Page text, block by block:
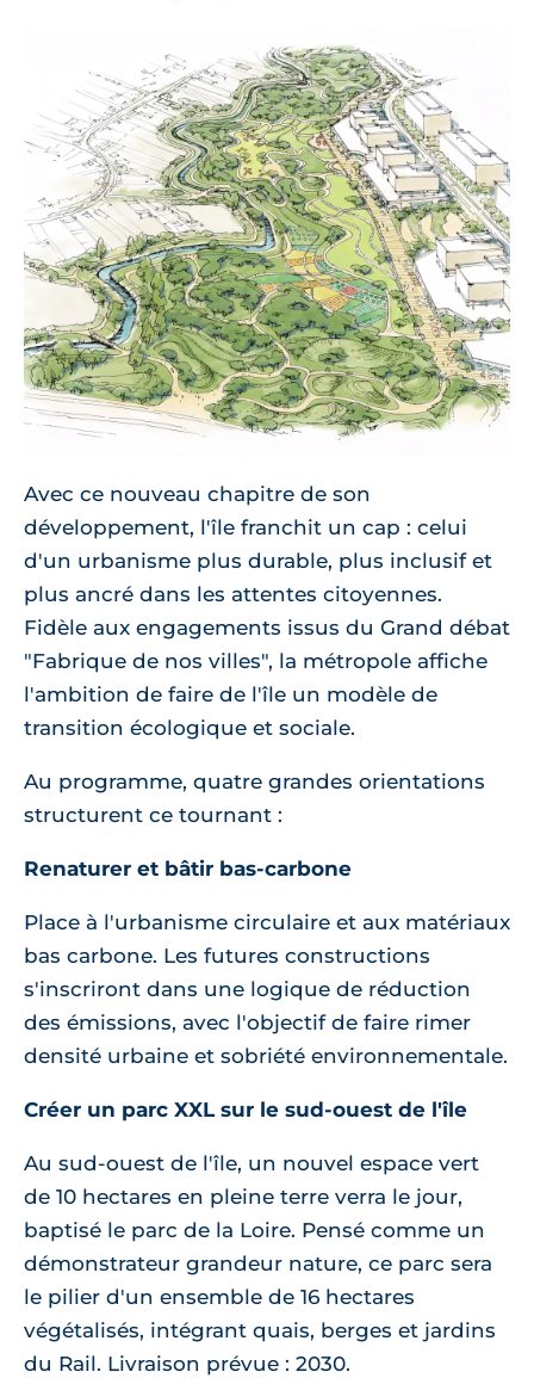
Avec ce nouveau chapitre de son
développement, l'île franchit un cap : celui
d'un urbanisme plus durable, plus inclusif et
plus ancré dans les attentes citoyennes.
Fidèle aux engagements issus du Grand débat
"Fabrique de nos villes", la métropole affiche
l'ambition de faire de l'île un modèle de
transition écologique et sociale.
Au programme, quatre grandes orientations
structurent ce tournant :
Renaturer et bâtir bas-carbone
Place à l'urbanisme circulaire et aux matériaux
bas carbone. Les futures constructions
s'inscriront dans une logique de réduction
des émissions, avec l'objectif de faire rimer
densité urbaine et sobriété environnementale.
Créer un parc XXL sur le sud-ouest de l'île
Au sud-ouest de l'île, un nouvel espace vert
de 10 hectares en pleine terre verra le jour,
baptisé le parc de la Loire. Pensé comme un
démonstrateur grandeur nature, ce parc sera
le pilier d'un ensemble de 16 hectares
végétalisés, intégrant quais, berges et jardins
du Rail. Livraison prévue : 2030.